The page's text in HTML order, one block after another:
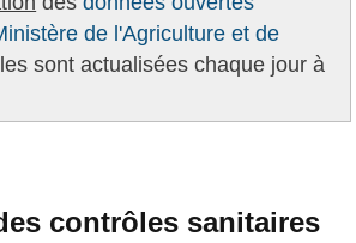
de l'Agriculture et de
sont actualisées chaque jour à
contrôles sanitaires